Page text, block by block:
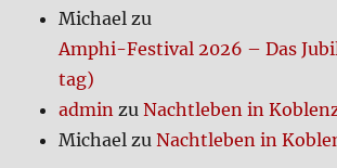
Michael zu
Amphi-Festi­val 2026 – Das
tag)
admin zuNacht­le­ben in
Michael zuNacht­le­ben in